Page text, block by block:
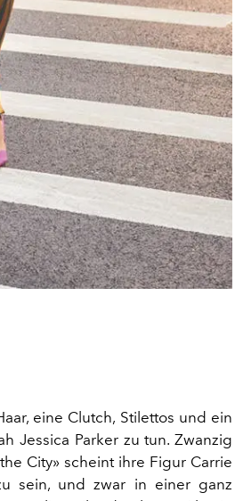
eine Clutch, Stilettos und ein
Jessica Parker zu tun. Zwanzig
City» scheint ihre Figur Carrie
sein, und zwar in einer ganz